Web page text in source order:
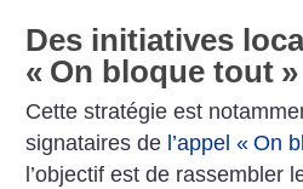
Des initiatives
« On bloque tout »
Cette stratégie est
signataires de l’appel « On
l’objectif est de rassembler